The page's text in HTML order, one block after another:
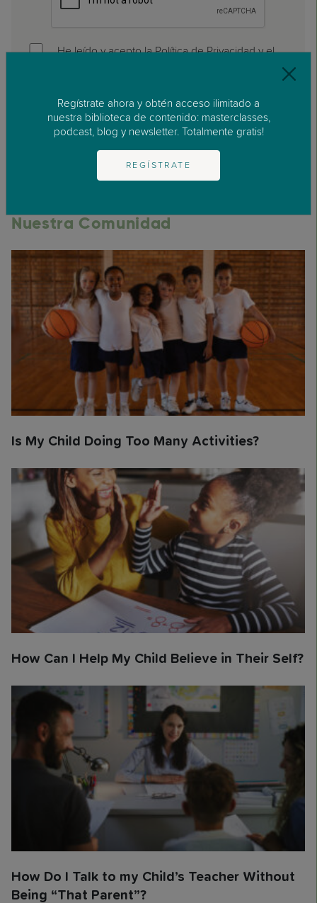
He leído y acepto la Política de Privacidad y el
Otros artículos sobre:Bebés y
Nuestra Comunidad
Is My Child Doing Too Many Activities?
How Can I Help My Child Believe in Their Self?
How Do I Talk to my Child’s Teacher Without
Being “That Parent”?
Regístrate ahora y obtén acceso ilimitado a
nuestra biblioteca de contenido: masterclasses,
podcast, blog y newsletter. Totalmente gratis!
REGÍSTRATE